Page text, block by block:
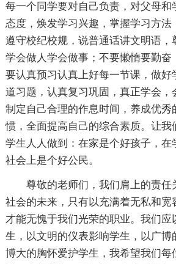
每一个同学要对自己负责，对父母和
态度，焕发学习兴趣，掌握学习方法
遵守校纪校规，说普通话讲文明语，
学会做人学会做事；不要懒惰要勤奋
要认真预习认真上好每一节课，做好
道习题，认真复习巩固，真正学会，
制定自己合理的作息时间，养成优秀
惯，全面提高自己的综合素质。让我
学生人人做到：在家是个好孩子，在
社会上是个好公民。
尊敬的老师们，我们肩上的责任
社会的未来，只有以充满着无私和宽
才能无愧于我们光荣的职业。我们应
生，以文明的仪表影响学生，以广博
博大的胸怀爱护学生，我希望我们每